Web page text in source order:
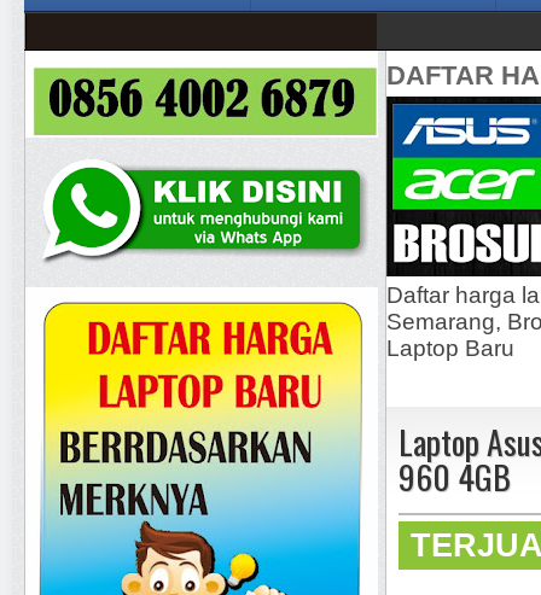
DAFTAR
Daftar harga
Semarang,
Laptop Baru
Laptop
960 4GB